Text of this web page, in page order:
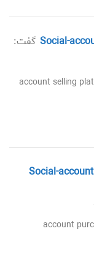
social- گفت:
account selling
social-
account